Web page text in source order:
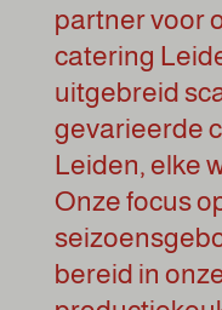
partner voor
catering
uitgebreid
gevarieerde
Leiden, elke
Onze focus
bereid in